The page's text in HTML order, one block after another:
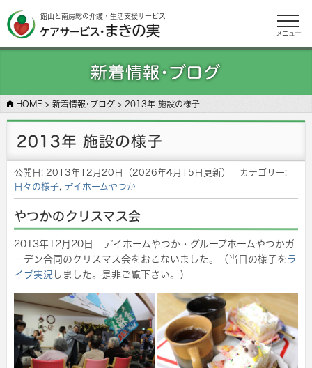
館山と南房総の介護・生活支援サービス
メニュー
新着情報･ブログ
HOME > 新着情報･ブログ > 2013年 施設の様子
2013年 施設の様子
公開日: 2013年12月20日 （2026年4月15日更新）
｜カテゴリー:
日々の様子, デイホームやつか
やつかのクリスマス会
2013年12月20日 デイホームやつか・グループホームやつかガ
ーデン合同のクリスマス会をおこないました。（当日の様子を ラ
イブ実況しました。是非ご覧下さい。）